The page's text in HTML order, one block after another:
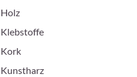
Holz
Klebstoffe
Kork
Kunstharz